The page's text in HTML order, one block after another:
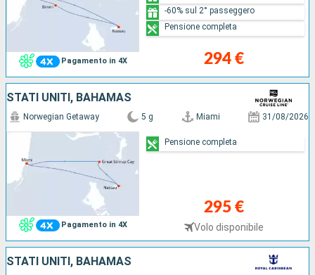
Pagamento in 4X 294 €
-60% sul 2° passeggero
Pensione completa
STATI UNITI, BAHAMAS
Pagamento in 4X
Norwegian Getaway 5 g Miami 31/08/2026
295 €
Volo disponibile
Pensione completa
STATI UNITI, BAHAMAS